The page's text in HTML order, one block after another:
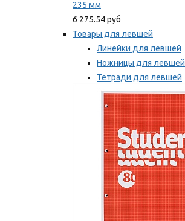
235 мм
6 275.54 руб
Товары для левшей
Линейки для левшей
Ножницы для левшей
Тетради для левшей
Точилки для левшей
Мы рекомендуем